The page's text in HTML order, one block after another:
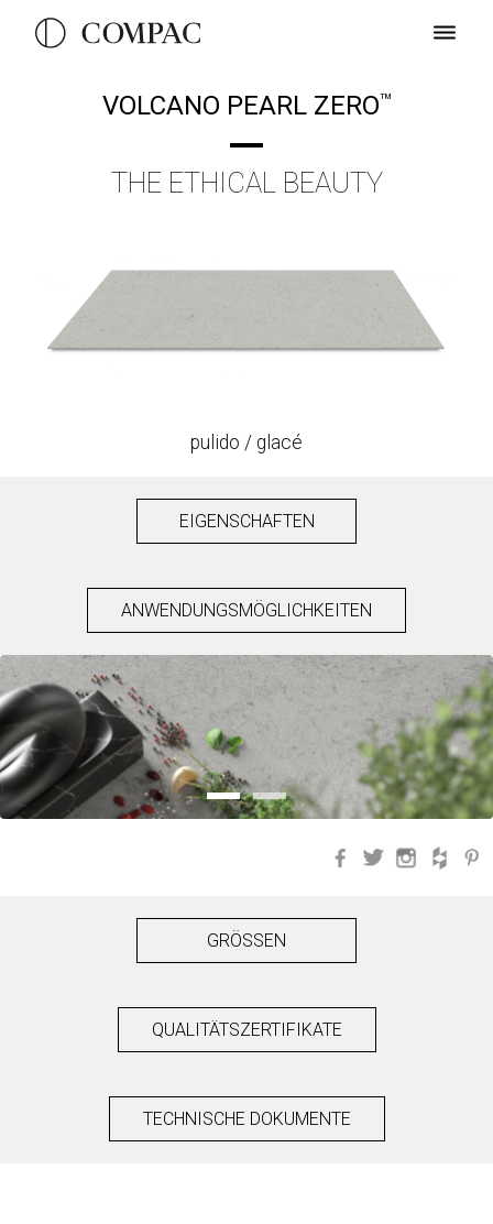
VOLCANO PEARL ZEROTM
THE ETHICAL BEAUTY
pulido / glacé
EIGENSCHAFTEN
ANWENDUNGSMÖGLICHKEITEN
Facebook
Twitter
GRÖSSEN
QUALITÄTSZERTIFIKATE
TECHNISCHE DOKUMENTE